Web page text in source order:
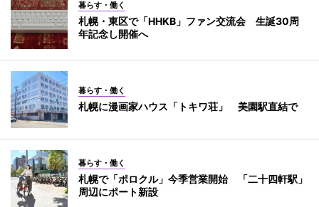
暮らす・働く
札幌・東区で「HHKB」ファン交流会 生誕30周
年記念し開催へ
暮らす・働く
札幌に漫画家ハウス「トキワ荘」 美園駅直結で
暮らす・働く
札幌で「ポロクル」今季営業開始 「二十四軒駅」
周辺にポート新設